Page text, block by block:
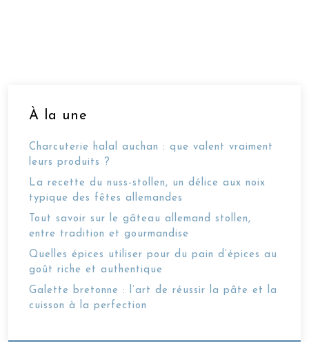
À la une
Charcuterie halal auchan : que valent vraiment
leurs produits ?
La recette du nuss-stollen, un délice aux noix
typique des fêtes allemandes
Tout savoir sur le gâteau allemand stollen,
entre tradition et gourmandise
Quelles épices utiliser pour du pain d’épices au
goût riche et authentique
Galette bretonne : l’art de réussir la pâte et la
cuisson à la perfection